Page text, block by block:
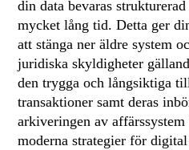
din data bevaras
mycket lång tid. Detta ger
att stänga ner äldre system
juridiska skyldigheter
den trygga och långsiktiga
transaktioner samt deras
arkiveringen av
moderna strategier för